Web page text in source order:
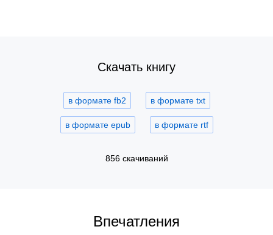
Скачать книгу
в формате fb2 в формате txt
в формате epub в формате rtf
856 скачиваний
Впечатления